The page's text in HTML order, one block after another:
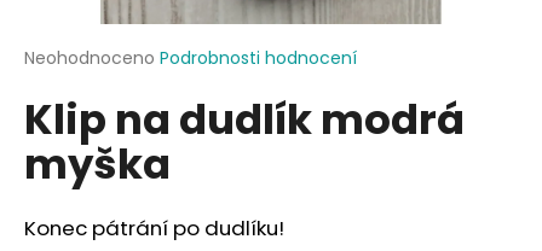
Průměrné
produktu
je
hvězdiček.
Neohodnoceno Podrobnosti hodnocení
Klip na dudlík modrá
myška
Konec pátrání po dudlíku!
j
t
?